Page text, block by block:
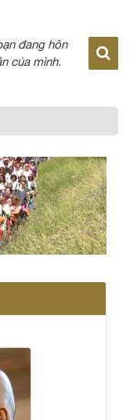
đang hôn
của mình.